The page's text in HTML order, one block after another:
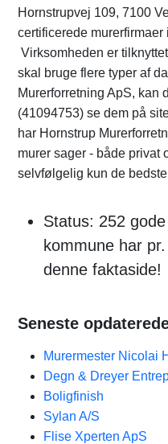
Hornstrupvej 109, 7100
certificerede
Virksomheden er
skal bruge flere typer af
Murerforretning ApS, kan
(41094753) se dem på
har Hornstrup
murer sager - både privat
selvfølgelig kun de
Status: 252
kommune har
denne faktaside!
Seneste
Murermester Nicolai
Degn & Dreyer
Boligfinish
Sylan A/S
Flise Xperten ApS